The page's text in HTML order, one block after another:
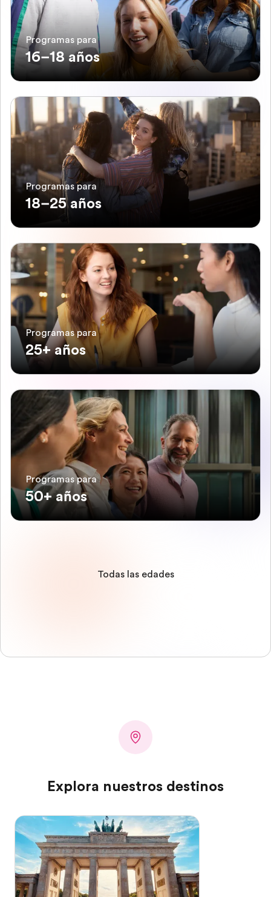
Programas para
16–18 años
Programas para
18–25 años
Programas para
25+ años
Programas para
50+ años
Todas las edades
Explora nuestros destinos